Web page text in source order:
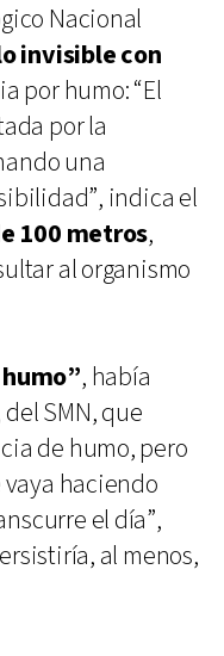
Nacional
invisible con
por humo: “El
por la
una
indica el
100 metros,
al organismo
, había
SMN, que
de humo, pero
vaya haciendo
el día”,
al menos,